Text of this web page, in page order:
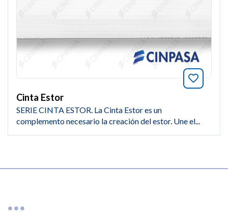
Añade
Cinta Estor
SERIE CINTA ESTOR. La Cinta Estor es un
complemento necesario la creación del estor. Une el...